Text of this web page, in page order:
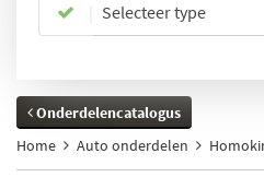
Selecteer type
Onderdelencatalogus
Home
Auto onderdelen